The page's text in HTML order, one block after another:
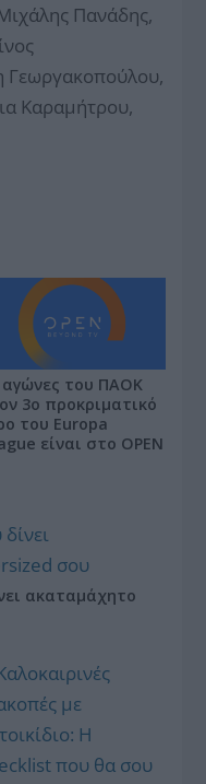
Πανάδης,
Γεωργακοπούλου,
Καραμήτρου,
αγώνες του ΠΑΟΚ
3ο προκριματικό
του Europa
είναι στο OPEN
ακαταμάχητο